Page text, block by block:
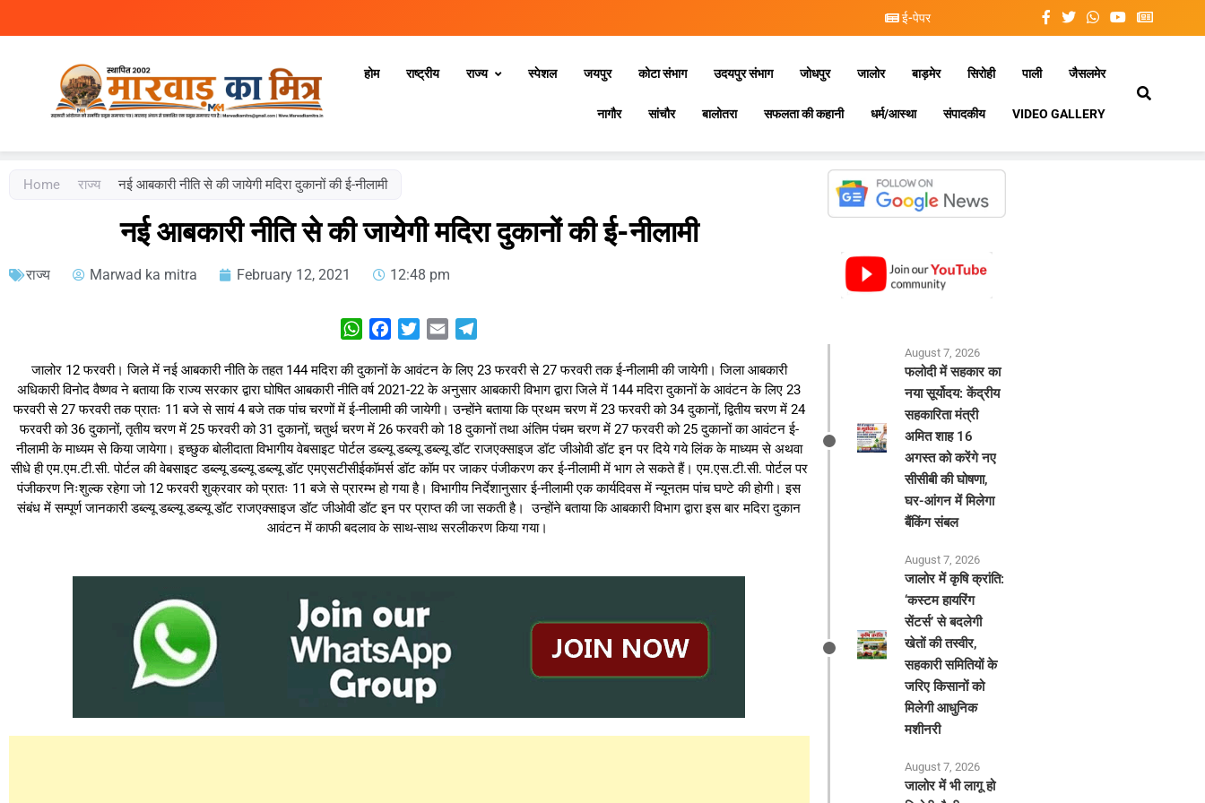
ई-पेपर
Marwad Ka Mitra
होम राष्ट्रीय राज्य स्‍पेशल जयपुर कोटा संभाग उदयपुर संभाग जोधपुर जालोर बाड़मेर सिरोही पाली जैसलमेर
नागौर सांचौर बालोतरा सफलता की कहानी धर्म/आस्था संपादकीय VIDEO GALLERY
Home राज्य नई आबकारी नीति से की जायेगी मदिरा दुकानों की ई-नीलामी
नई आबकारी नीति से की जायेगी मदिरा दुकानों की ई-नीलामी
राज्य Marwad ka mitra February 12, 2021 12:48 pm
WhatsAppFacebookTwitterEmail
जालोर 12 फरवरी। जिले में नई आबकारी नीति के तहत 144 मदिरा की दुकानों के आवंटन के लिए 23 फरवरी से 27 फरवरी तक ई-नीलामी की जायेगी। जिला आबकारी
अधिकारी विनोद वैष्णव ने बताया कि राज्य सरकार द्वारा घोषित आबकारी नीति वर्ष 2021-22 के अनुसार आबकारी विभाग द्वारा जिले में 144 मदिरा दुकानों के आवंटन के लिए 23
फरवरी से 27 फरवरी तक प्रातः 11 बजे से सायं 4 बजे तक पांच चरणों में ई-नीलामी की जायेगी। उन्होंने बताया कि प्रथम चरण में 23 फरवरी को 34 दुकानों, द्वितीय चरण में 24
फरवरी को 36 दुकानों, तृतीय चरण में 25 फरवरी को 31 दुकानों, चतुर्थ चरण में 26 फरवरी को 18 दुकानों तथा अंतिम पंचम चरण में 27 फरवरी को 25 दुकानों का आवंटन ई-
नीलामी के माध्यम से किया जायेगा। इच्छुक बोलीदाता विभागीय वेबसाइट पोर्टल डब्ल्यू डब्ल्यू डब्ल्यू डॉट राजएक्साइज डॉट जीओवी डॉट इन पर दिये गये लिंक के माध्यम से अथवा
सीधे ही एम.एम.टी.सी. पोर्टल की वेबसाइट डब्ल्यू डब्ल्यू डब्ल्यू डॉट एमएसटीसीईकॉमर्स डॉट कॉम पर जाकर पंजीकरण कर ई-नीलामी में भाग ले सकते हैं। एम.एस.टी.सी. पोर्टल पर
पंजीकरण निःशुल्क रहेगा जो 12 फरवरी शुक्रवार को प्रातः 11 बजे से प्रारम्भ हो गया है। विभागीय निर्देशानुसार ई-नीलामी एक कार्यदिवस में न्यूनतम पांच घण्टे की होगी। इस
संबंध में सम्पूर्ण जानकारी डब्ल्यू डब्ल्यू डब्ल्यू डॉट राजएक्साइज डॉट जीओवी डॉट इन पर प्राप्त की जा सकती है। उन्होंने बताया कि आबकारी विभाग द्वारा इस बार मदिरा दुकान
आवंटन में काफी बदलाव के साथ-साथ सरलीकरण किया गया।
August 7, 2026
फलोदी में सहकार का
नया सूर्योदय: केंद्रीय
सहकारिता मंत्री
अमित शाह 16
अगस्त को करेंगे नए
सीसीबी की घोषणा,
घर-आंगन में मिलेगा
बैंकिंग संबल
August 7, 2026
​जालोर में कृषि क्रांति:
‘कस्टम हायरिंग
सेंटर्स’ से बदलेगी
खेतों की तस्वीर,
सहकारी समितियों के
जरिए किसानों को
मिलेगी आधुनिक
मशीनरी
August 7, 2026
जालोर में भी लागू हो